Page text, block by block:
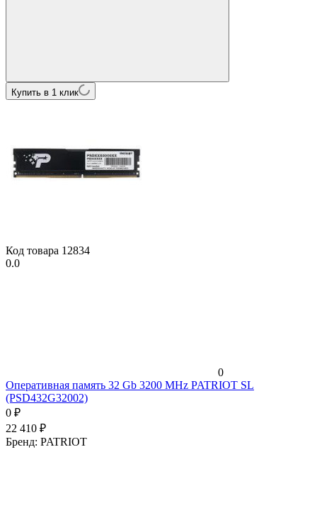
Купить в 1 клик
Код товара 12834
0.0
0
Оперативная память 32 Gb 3200 MHz PATRIOT SL
(PSD432G32002)
0 ₽
22 410 ₽
Бренд: PATRIOT